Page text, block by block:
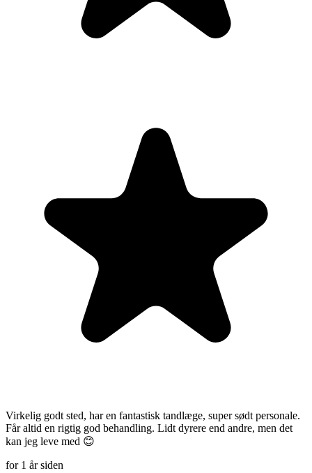
Virkelig godt sted, har en fantastisk tandlæge, super sødt personale.
Får altid en rigtig god behandling. Lidt dyrere end andre, men det
kan jeg leve med 😊
for 1 år siden